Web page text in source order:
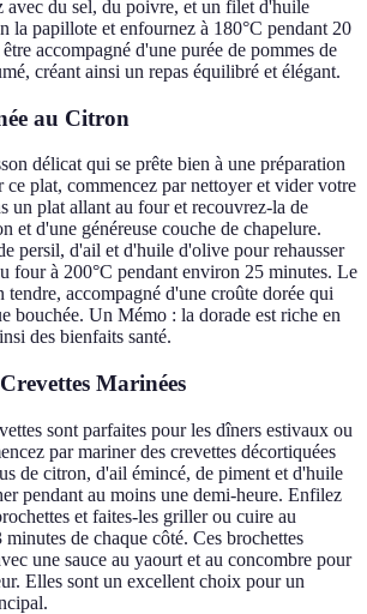
avec du sel, du poivre, et un filet d'huile
la papillote et enfournez à 180°C pendant 20
accompagné d'une purée de pommes de
créant ainsi un repas équilibré et élégant.
au Citron
délicat qui se prête bien à une préparation
ce plat, commencez par nettoyer et vider votre
un plat allant au four et recouvrez-la de
et d'une généreuse couche de chapelure.
persil, d'ail et d'huile d'olive pour rehausser
four à 200°C pendant environ 25 minutes. Le
tendre, accompagné d'une croûte dorée qui
bouchée. Un Mémo : la dorade est riche en
des bienfaits santé.
Marinées
sont parfaites pour les dîners estivaux ou
par mariner des crevettes décortiquées
de citron, d'ail émincé, de piment et d'huile
pendant au moins une demi-heure. Enfilez
et faites-les griller ou cuire au
de chaque côté. Ces brochettes
une sauce au yaourt et au concombre pour
Elles sont un excellent choix pour un